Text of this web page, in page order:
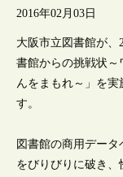
2016年02月03日
大阪市立図書館が、
書館からの挑戦状
んをまもれ～」を
す。
図書館の商用デー
をびりびりに破き